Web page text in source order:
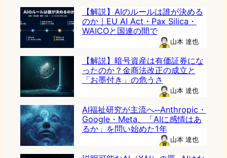
【解説】AIのルールは誰が決める
のか｜EU AI Act・Pax Silica・
WAICOと国連の間で
山本 達也
【解説】暗号資産は有価証券にな
ったのか？金商法改正の成立と
「お墨付き」の危うさ
山本 達也
AI福祉研究が主流へ─Anthropic・
Google・Meta、「AIに感情はあ
るか」を問い始めた1年
山本 達也